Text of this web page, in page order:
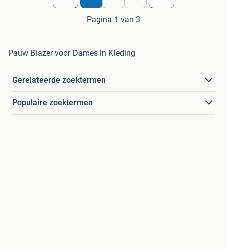
Pagina 1 van 3
Pauw Blazer voor Dames in Kleding
Gerelateerde zoektermen
Populaire zoektermen